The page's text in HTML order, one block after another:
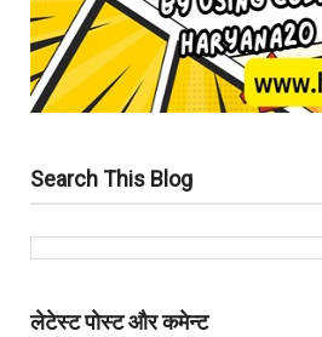
Search This Blog
लेटेस्ट पोस्ट और कमेन्ट